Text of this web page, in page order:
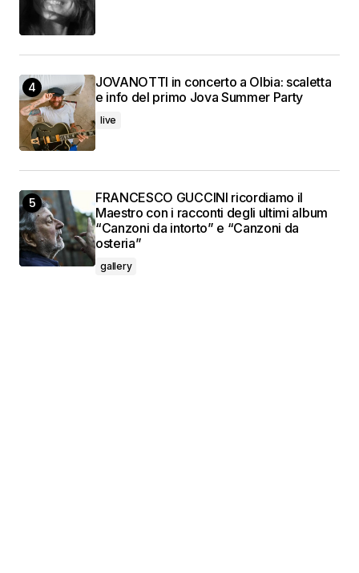
JOVANOTTI in concerto a Olbia: scaletta
e info del primo Jova Summer Party
live
FRANCESCO GUCCINI ricordiamo il
Maestro con i racconti degli ultimi album
“Canzoni da intorto” e “Canzoni da
osteria”
gallery